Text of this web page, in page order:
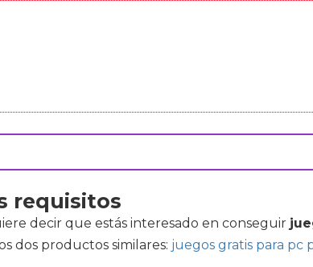
requisitos
decir que estás interesado en conseguir
dos productos similares: juegos gratis para pc